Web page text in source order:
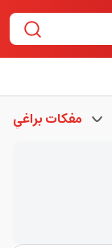
مفكات براغي